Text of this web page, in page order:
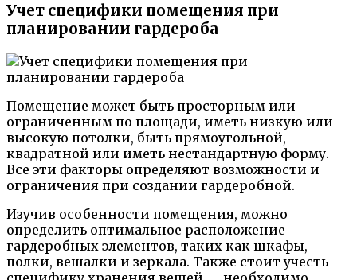
Учет специфики помещения при
планировании гардероба
Помещение может быть просторным или
ограниченным по площади, иметь низкую или
высокую потолки, быть прямоугольной,
квадратной или иметь нестандартную форму.
Все эти факторы определяют возможности и
ограничения при создании гардеробной.
Изучив особенности помещения, можно
определить оптимальное расположение
гардеробных элементов, таких как шкафы,
полки, вешалки и зеркала. Также стоит учесть